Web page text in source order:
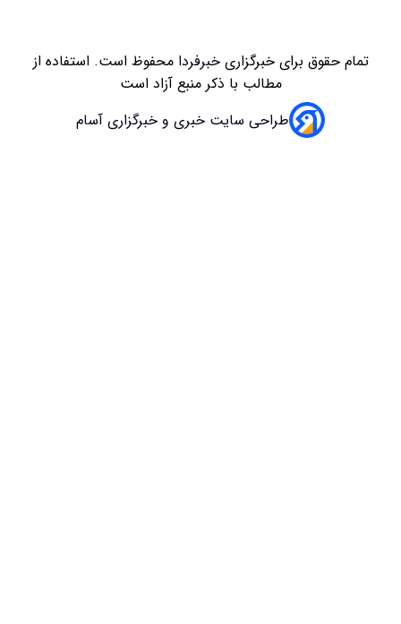
خبرفردامحفوظ است. استفاده از
با ذکر منبع آزاد است
خبری و خبرگزاری آسام